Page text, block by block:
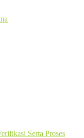
Serta Proses